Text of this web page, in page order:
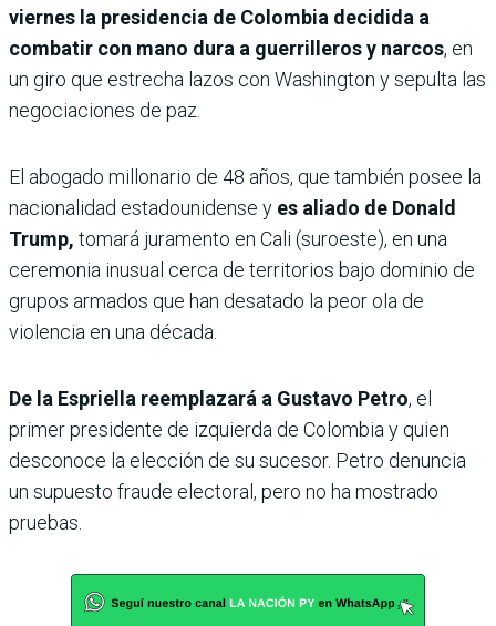
viernes la presidencia de Colombia decidida a
combatir con mano dura a guerrilleros y narcos, en
un giro que estrecha lazos con Washington y sepulta las
negociaciones de paz.
El abogado millonario de 48 años, que también posee la
nacionalidad estadounidense y es aliado de Donald
Trump, tomará juramento en Cali (suroeste), en una
ceremonia inusual cerca de territorios bajo dominio de
grupos armados que han desatado la peor ola de
violencia en una década.
De la Espriella reemplazará a Gustavo Petro, el
primer presidente de izquierda de Colombia y quien
desconoce la elección de su sucesor. Petro denuncia
un supuesto fraude electoral, pero no ha mostrado
pruebas.